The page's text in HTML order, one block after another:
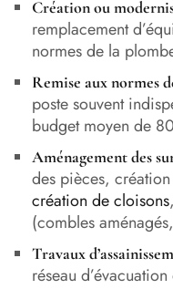
Création ou
remplacement
normes de la
Remise aux normes
poste souvent
budget moyen de
Aménagement des
des pièces, création
création de cloisons
(combles
Travaux
réseau